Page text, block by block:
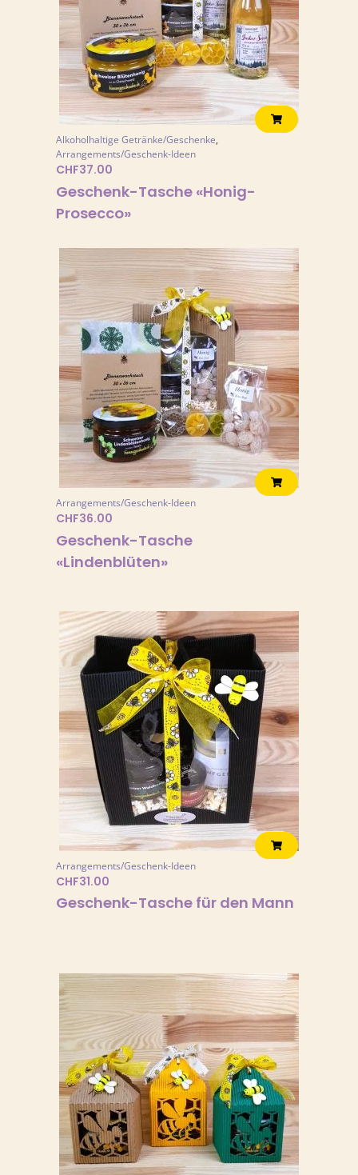
Alkoholhaltige Getränke/Geschenke,
Arrangements/Geschenk-Ideen
CHF37.00
Geschenk-Tasche «Honig-
Prosecco»
Arrangements/Geschenk-Ideen
CHF36.00
Geschenk-Tasche
«Lindenblüten»
Arrangements/Geschenk-Ideen
CHF31.00
Geschenk-Tasche für den Mann